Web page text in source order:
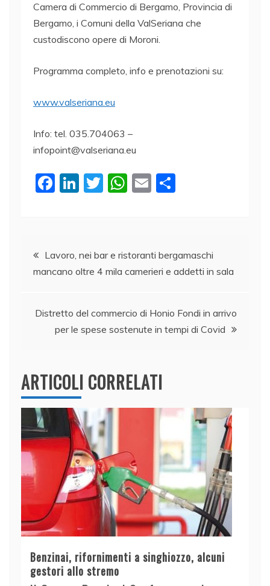
Camera di Commercio di Bergamo, Provincia di
Bergamo, i Comuni della ValSeriana che
custodiscono opere di Moroni.
Programma completo, info e prenotazioni su:
www.valseriana.eu
Info: tel. 035.704063 –
infopoint@valseriana.eu
F
b
o
k
Li
dI
n
T
W
A
p
E
vi
di
Navigazione
articoli
Lavoro, nei bar e ristoranti bergamaschi
mancano oltre 4 mila camerieri e addetti in sala
Distretto del commercio di Honio Fondi in arrivo
per le spese sostenute in tempi di Covid
ARTICOLI CORRELATI
Benzinai, rifornimenti a singhiozzo, alcuni
gestori allo stremo